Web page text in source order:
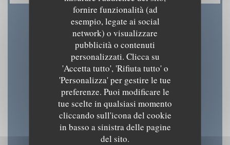
fornire funzionalità (ad
esempio, legate ai social
network) o visualizzare
pubblicità o contenuti
personalizzati. Clicca su
'Accetta tutto', 'Rifiuta tutto' o
'Personalizza' per gestire le tue
preferenze. Puoi modificare le
tue scelte in qualsiasi momento
cliccando sull'icona del cookie
in basso a sinistra delle pagine
del sito.
Orari
Lun-Mar
08:30 - 15:30 • 18:30 - 22:00
Mercoledi